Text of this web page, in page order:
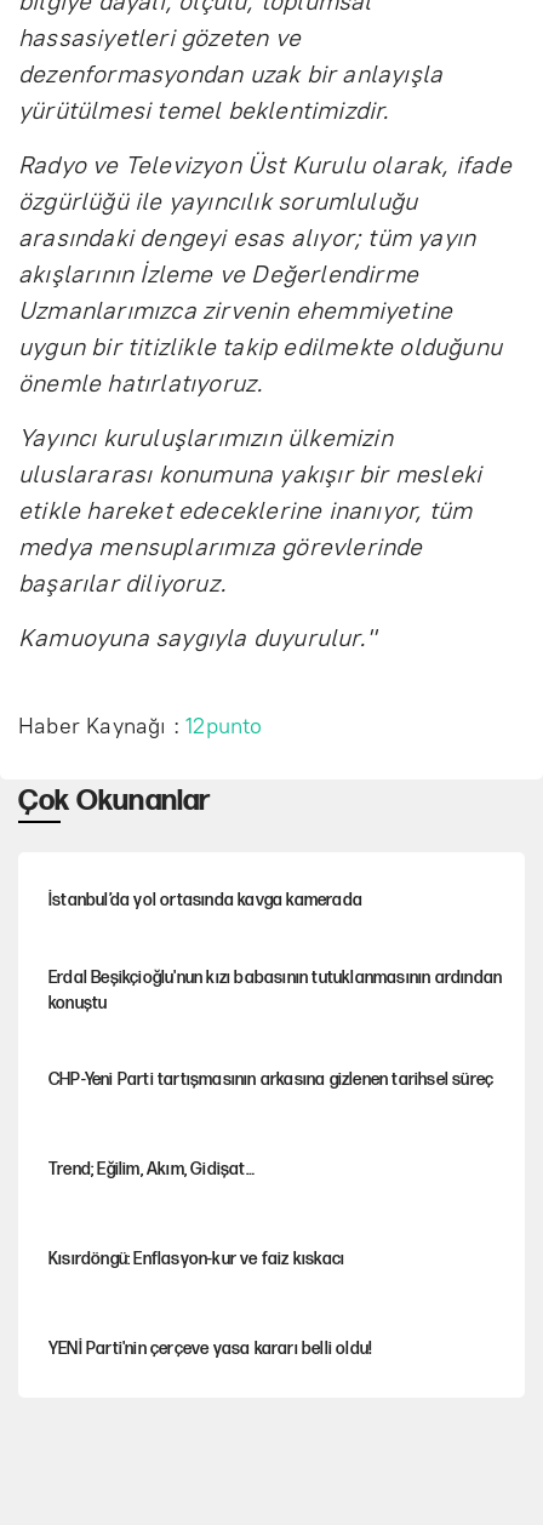
hassasiyetleri gözeten ve
dezenformasyondan uzak bir anlayışla
yürütülmesi temel beklentimizdir.
Radyo ve Televizyon Üst Kurulu olarak, ifade
özgürlüğü ile yayıncılık sorumluluğu
arasındaki dengeyi esas alıyor; tüm yayın
akışlarının İzleme ve Değerlendirme
Uzmanlarımızca zirvenin ehemmiyetine
uygun bir titizlikle takip edilmekte olduğunu
önemle hatırlatıyoruz.
Yayıncı kuruluşlarımızın ülkemizin
uluslararası konumuna yakışır bir mesleki
etikle hareket edeceklerine inanıyor, tüm
medya mensuplarımıza görevlerinde
başarılar diliyoruz.
Kamuoyuna saygıyla duyurulur."
Haber Kaynağı :12punto
Çok Okunanlar
İstanbul’da yol ortasında kavga kamerada
Erdal Beşikçioğlu'nun kızı babasının tutuklanmasının ardından
konuştu
CHP-Yeni Parti tartışmasının arkasına gizlenen tarihsel süreç
Trend; Eğilim, Akım, Gidişat…
Kısırdöngü: Enflasyon-kur ve faiz kıskacı
YENİ Parti'nin çerçeve yasa kararı belli oldu!